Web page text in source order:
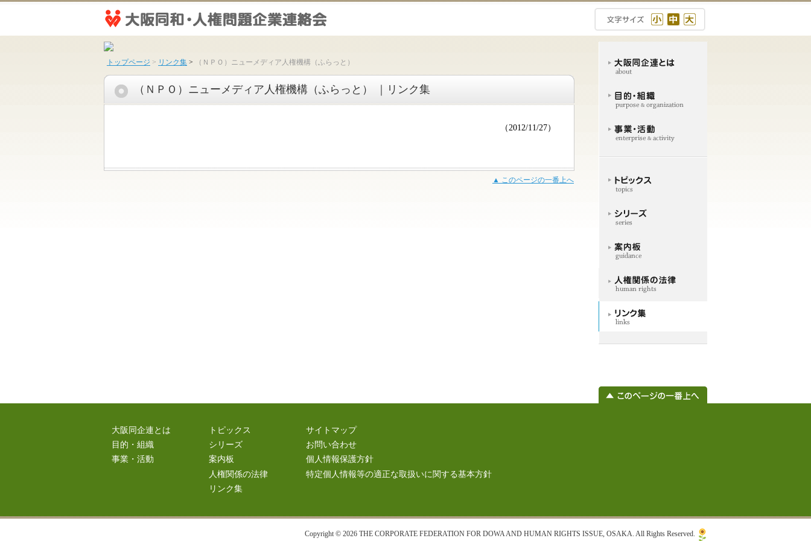
トップページ>リンク集>（ＮＰＯ）ニューメディア人権機構（ふらっと）
（ＮＰＯ）ニューメディア人権機構（ふらっと） ｜リンク集
（2012/11/27）
▲ このページの一番上へ
大阪同企連とは
目的・組織
事業・活動
トピックス
シリーズ
案内板
人権関係の法律
リンク集
サイトマップ
お問い合わせ
個人情報保護方針
特定個人情報等の適正な取扱いに関する基本方針
Copyright © 2026 THE CORPORATE FEDERATION FOR DOWA AND HUMAN RIGHTS ISSUE, OSAKA. All Rights Reserved.